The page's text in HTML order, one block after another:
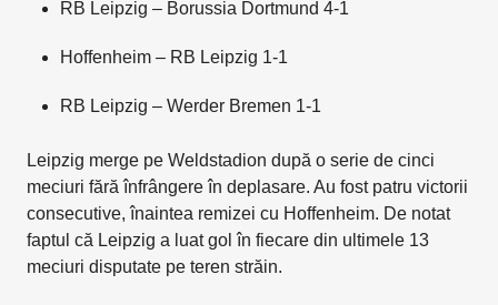
RB Leipzig – Borussia Dortmund 4-1
Hoffenheim – RB Leipzig 1-1
RB Leipzig – Werder Bremen 1-1
Leipzig merge pe Weldstadion după o serie de cinci
meciuri fără înfrângere în deplasare. Au fost patru victorii
consecutive, înaintea remizei cu Hoffenheim. De notat
faptul că Leipzig a luat gol în fiecare din ultimele 13
meciuri disputate pe teren străin.